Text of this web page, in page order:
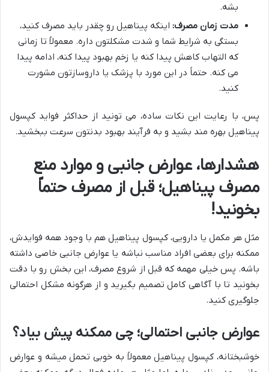
بشه.
مدت زمان مصرف: اینکه پیناهیل رو چقدر باید مصرف کنید،
بستگی به شرایط شما و شدت مشکلتون داره. معمولاً تا زمانی
که التهاب کاهش پیدا کنه یا زخم بهبود پیدا کنه، ادامه پیدا
می کنه. حتماً در این مورد با پزشک یا داروسازتون مشورت
کنید.
پس، با رعایت این نکات ساده، می تونید از حداکثر فواید کپسول
پیناهیل بهره مند بشید و به فرآیند بهبود بدنتون سرعت ببخشید.
هشدارها، عوارض جانبی و موارد منع
مصرف پیناهیل؛ قبل از مصرف حتماً
بخونید!
مثل هر مکمل یا دارویی، کپسول پیناهیل هم با وجود همه فوایدش،
ممکنه برای بعضی افراد مناسب نباشه یا عوارض جانبی خاصی داشته
باشه. پس خیلی مهمه که قبل از شروع مصرف، این بخش رو با دقت
بخونید تا با آگاهی کامل تصمیم بگیرید و از هرگونه مشکل احتمالی
جلوگیری کنید.
عوارض جانبی احتمالی؛ چی ممکنه پیش بیاد؟
خوشبختانه، کپسول پیناهیل معمولاً به خوبی تحمل میشه و عوارض